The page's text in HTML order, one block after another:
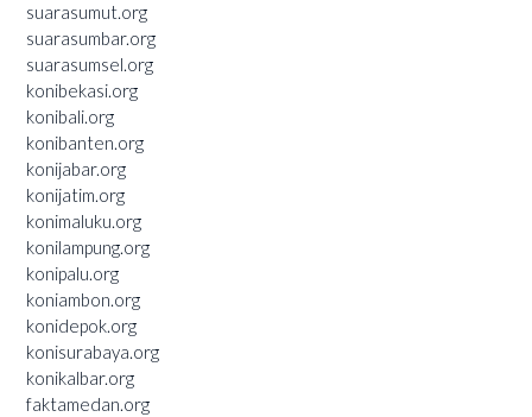
suarasumut.org
suarasumbar.org
suarasumsel.org
konibekasi.org
konibali.org
konibanten.org
konijabar.org
konijatim.org
konimaluku.org
konilampung.org
konipalu.org
koniambon.org
konidepok.org
konisurabaya.org
konikalbar.org
faktamedan.org